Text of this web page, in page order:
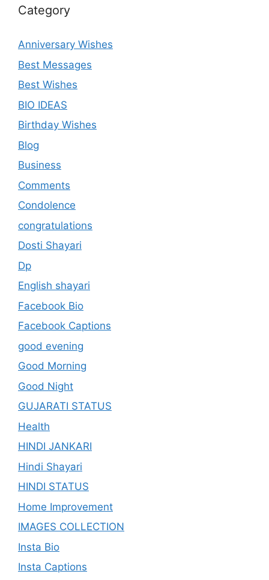
Category
Anniversary Wishes
Best Messages
Best Wishes
BIO IDEAS
Birthday Wishes
Blog
Business
Comments
Condolence
congratulations
Dosti Shayari
Dp
English shayari
Facebook Bio
Facebook Captions
good evening
Good Morning
Good Night
GUJARATI STATUS
Health
HINDI JANKARI
Hindi Shayari
HINDI STATUS
Home Improvement
IMAGES COLLECTION
Insta Bio
Insta Captions